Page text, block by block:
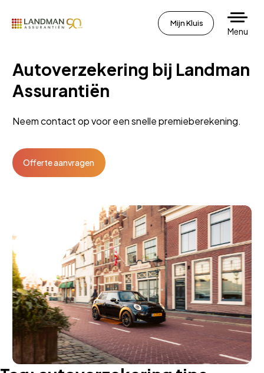
Mijn Kluis
Menu
Autoverzekering bij Landman
Assurantiën
Neem contact op voor een snelle premieberekening.
Offerte aanvragen